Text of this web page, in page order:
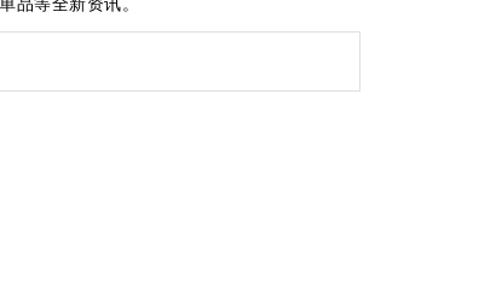
品等全新资讯。